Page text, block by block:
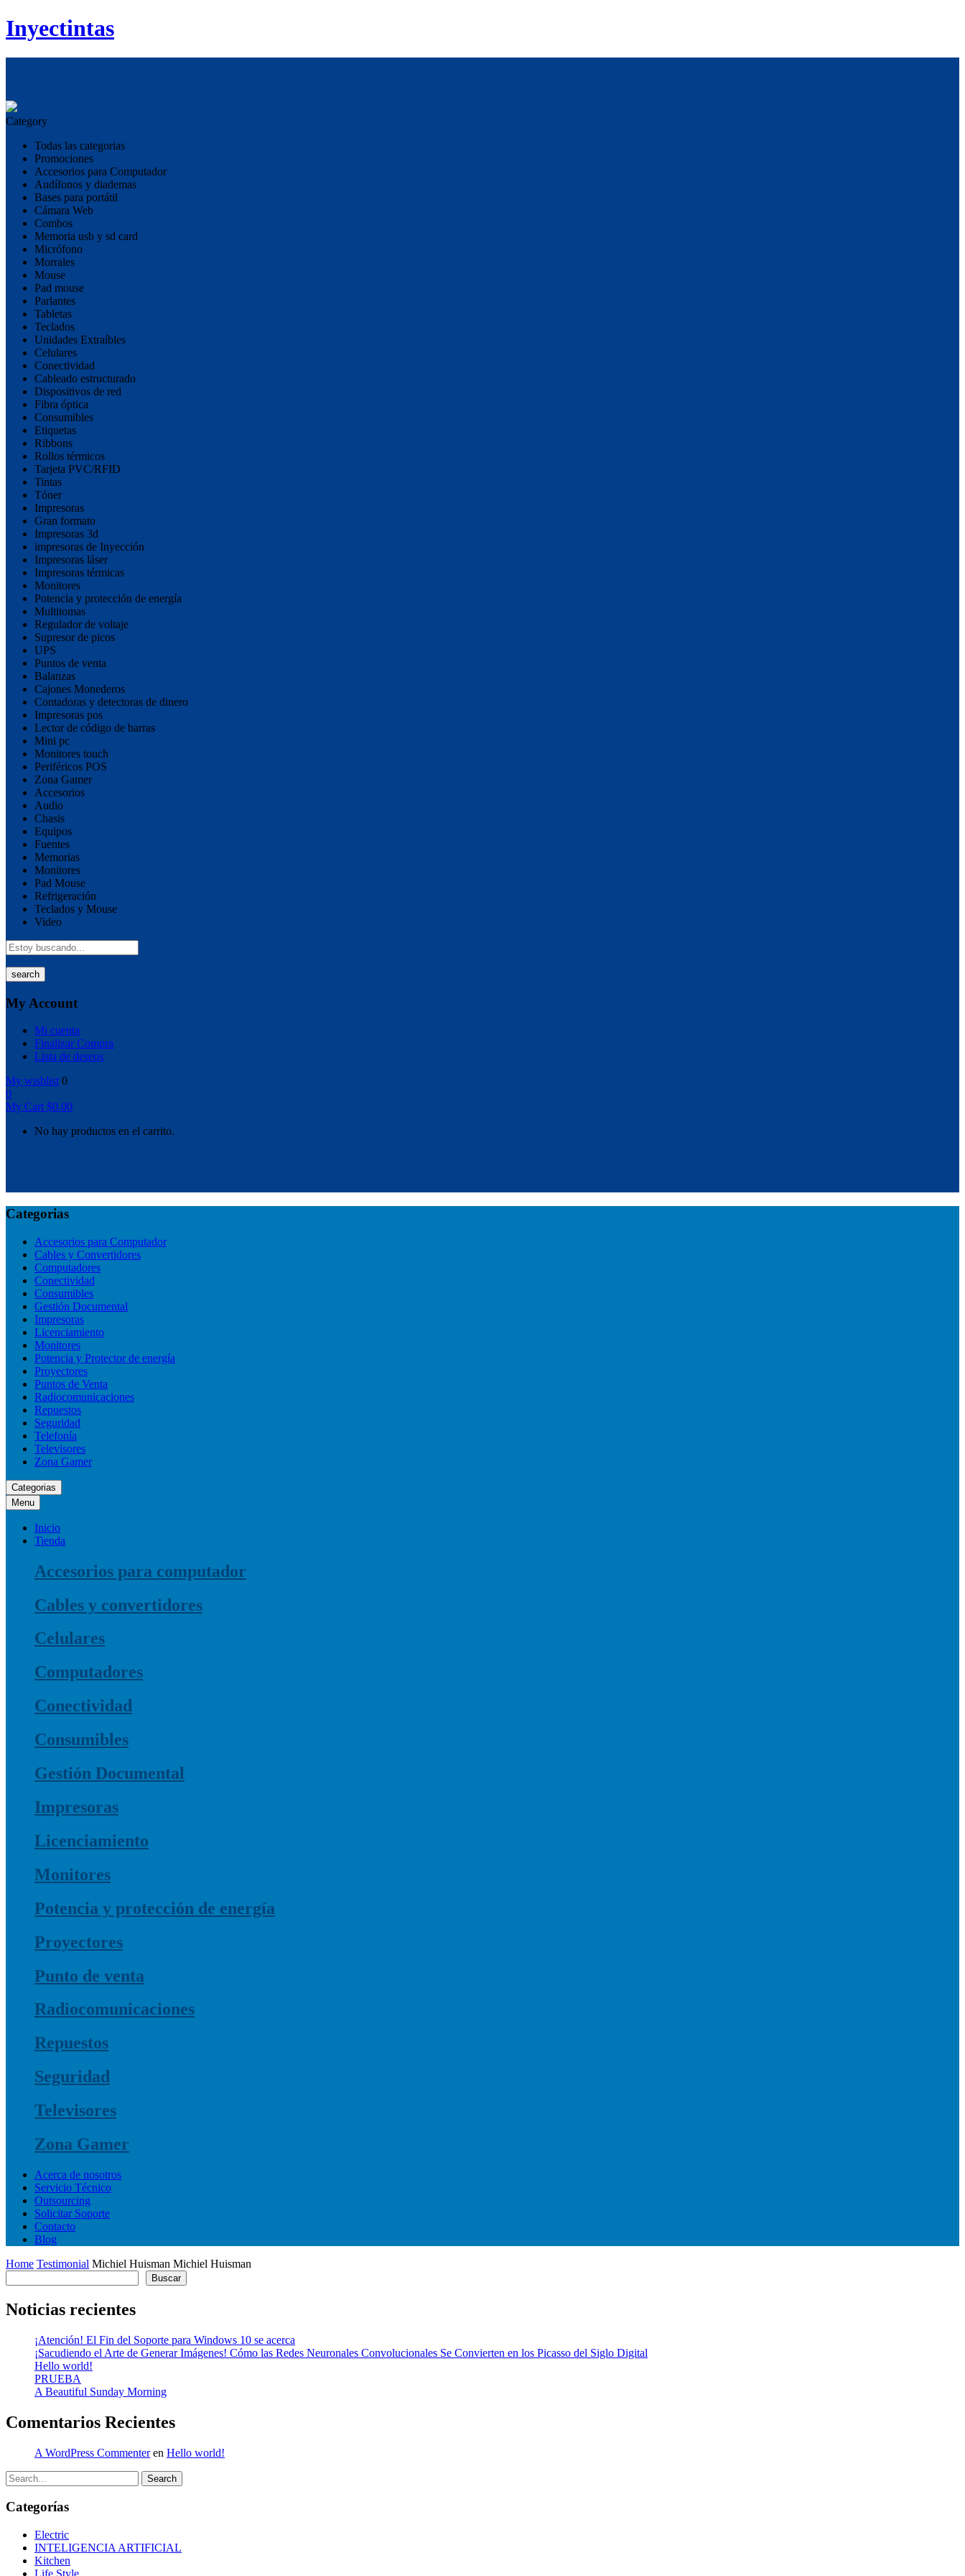
Inyectintas
Category
Todas las categorias
Promociones
Accesorios para Computador
Audífonos y diademas
Bases para portátil
Cámara Web
Combos
Memoria usb y sd card
Micrófono
Morrales
Mouse
Pad mouse
Parlantes
Tabletas
Teclados
Unidades Extraíbles
Celulares
Conectividad
Cableado estructurado
Dispositivos de red
Fibra óptica
Consumibles
Etiquetas
Ribbons
Rollos térmicos
Tarjeta PVC/RFID
Tintas
Tóner
Impresoras
Gran formato
Impresoras 3d
impresoras de Inyección
Impresoras láser
Impresoras térmicas
Monitores
Potencia y protección de energía
Multitomas
Regulador de voltaje
Supresor de picos
UPS
Puntos de venta
Balanzas
Cajones Monederos
Contadoras y detectoras de dinero
Impresoras pos
Lector de código de barras
Mini pc
Monitores touch
Periféricos POS
Zona Gamer
Accesorios
Audio
Chasis
Equipos
Fuentes
Memorias
Monitores
Pad Mouse
Refrigeración
Teclados y Mouse
Video
search
My Account
Mi cuenta
Finalizar Compra
Lista de deseos
My wishlist 0
0
My Cart $0.00
No hay productos en el carrito.
Categorias
Accesorios para Computador
Cables y Convertidores
Computadores
Conectividad
Consumibles
Gestión Documental
Impresoras
Licenciamiento
Monitores
Potencia y Protector de energía
Proyectores
Puntos de Venta
Radiocomunicaciones
Repuestos
Seguridad
Telefonía
Televisores
Zona Gamer
Categorias
Menu
Inicio
Tienda
Accesorios para computador
Cables y convertidores
Celulares
Computadores
Conectividad
Consumibles
Gestión Documental
Impresoras
Licenciamiento
Monitores
Potencia y protección de energía
Proyectores
Punto de venta
Radiocomunicaciones
Repuestos
Seguridad
Televisores
Zona Gamer
Acerca de nosotros
Servicio Técnico
Outsourcing
Solicitar Soporte
Contacto
Blog
Home Testimonial Michiel Huisman Michiel Huisman
Buscar
Noticias recientes
¡Atención! El Fin del Soporte para Windows 10 se acerca
¡Sacudiendo el Arte de Generar Imágenes! Cómo las Redes Neuronales Convolucionales Se Convierten en los Picasso del Siglo Digital
Hello world!
PRUEBA
A Beautiful Sunday Morning
Comentarios Recientes
A WordPress Commenteren Hello world!
Search
Categorías
Electric
INTELIGENCIA ARTIFICIAL
Kitchen
Life Style